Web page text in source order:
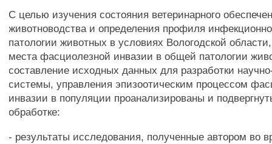
С целью изучения состояния ветеринарного
животноводства и определения профиля
патологии животных в условиях Вологодской
места фасциолезной инвазии в общей патологии
составление исходных данных для разработки
системы, управления эпизоотическим процессом
инвазии в популяции проанализированы и
обработке:
- результаты исследования, полученные автором во